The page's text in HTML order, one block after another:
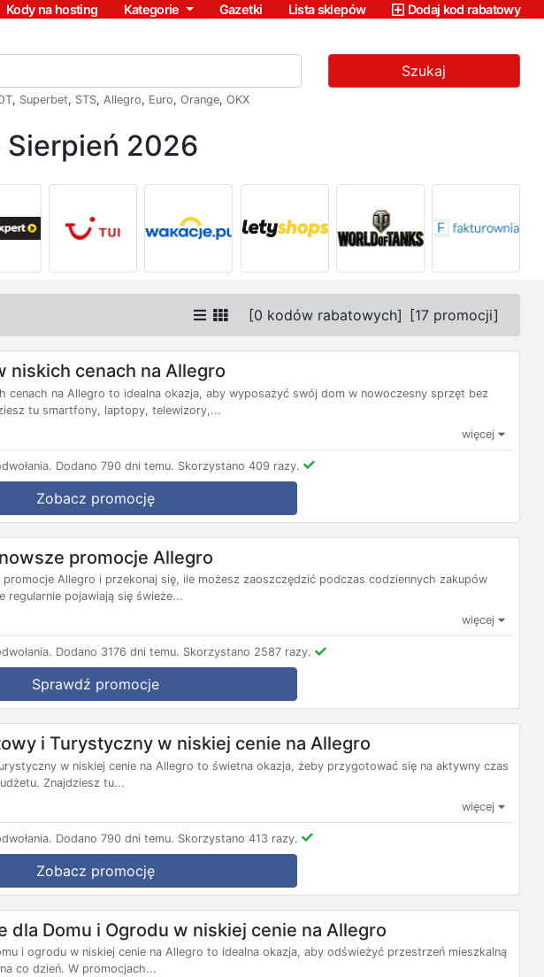
Kody na hosting Kategorie Gazetki Lista sklepów Dodaj kod rabatowy
Szukaj
, Superbet, STS, Allegro, Euro, Orange, OKX
2026
[0 kodów rabatowych] [17 promocji]
niskich cenach na Allegro
cenach na Allegro to idealna okazja, aby wyposażyć swój dom w nowoczesny sprzęt bez
tu smartfony, laptopy, telewizory,...
więcej
Dodano 790 dni temu. Skorzystano 409 razy.
Zobacz promocję
promocje Allegro
promocje Allegro i przekonaj się, ile możesz zaoszczędzić podczas codziennych zakupów
regularnie pojawiają się świeże...
więcej
Dodano 3176 dni temu. Skorzystano 2587 razy.
Sprawdź promocje
i Turystyczny w niskiej cenie na Allegro
w niskiej cenie na Allegro to świetna okazja, żeby przygotować się na aktywny czas
Znajdziesz tu...
więcej
Dodano 790 dni temu. Skorzystano 413 razy.
Zobacz promocję
dla Domu i Ogrodu w niskiej cenie na Allegro
i ogrodu w niskiej cenie na Allegro to idealna okazja, aby odświeżyć przestrzeń mieszkalną
co dzień. W promocjach...